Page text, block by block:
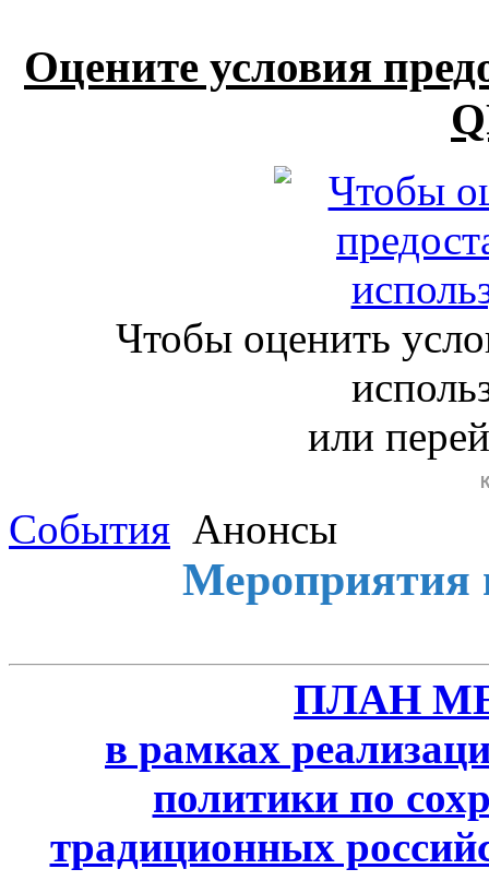
Оцените условия
Чтобы оценить
или
События Анонсы
Мероприятия
ПЛАН
в рамках
политики по
традиционных